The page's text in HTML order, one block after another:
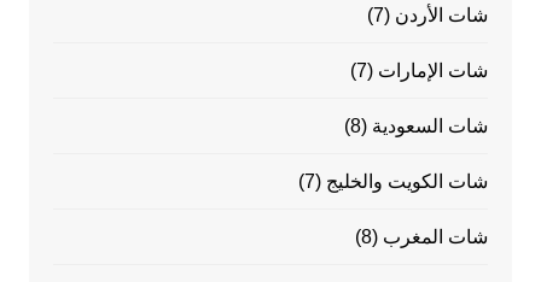
شات الأردن (7)
شات الإمارات (7)
شات السعودية (8)
شات الكويت والخليج (7)
شات المغرب (8)